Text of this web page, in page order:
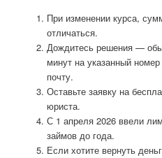
При изменении курса,
отличаться.
Дождитесь решения —
минут на указанный
почту.
Оставьте заявку на
юриста.
С 1 апреля 2026 ввели
займов до года.
Если хотите вернуть